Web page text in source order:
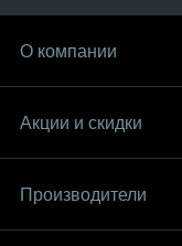
О компании
Акции и скидки
Производители